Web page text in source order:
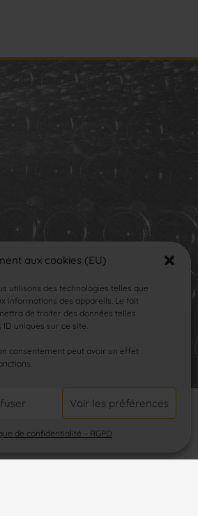
aux cookies (EU)
utilisons des technologies telles que
informations des appareils. Le fait
de traiter des données telles
uniques sur ce site.
consentement peut avoir un effet
Voir les préférences
de confidentialité – RGPD